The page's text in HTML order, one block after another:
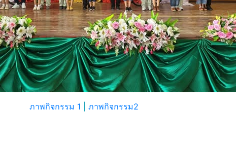
ภาพกิจกรรม 1 ภาพกิจกรรม2